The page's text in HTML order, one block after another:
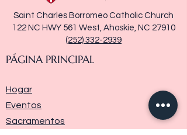
Saint Charles Borromeo Catholic Church
122 NC HWY 561 West, Ahoskie, NC 27910
(252) 332-2939
PÁGINA PRINCIPAL
Hogar
Eventos
Sacramentos